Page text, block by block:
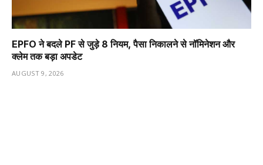
EPFO ने बदले PF से जुड़े 8 नियम, पैसा निकालने से नॉमिनेशन और
क्लेम तक बड़ा अपडेट
AUGUST 9, 2026